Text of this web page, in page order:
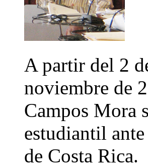
A partir del 2
noviembre de
Campos Mora
estudiantil
de Costa Rica.